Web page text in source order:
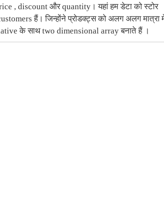
, discount और quantity। यहां हम डेटा को स्टोर
हैं। जिन्होंने प्रोडक्ट्स को अलग अलग मात्रा
के साथ two dimensional array बनाते हैं ।